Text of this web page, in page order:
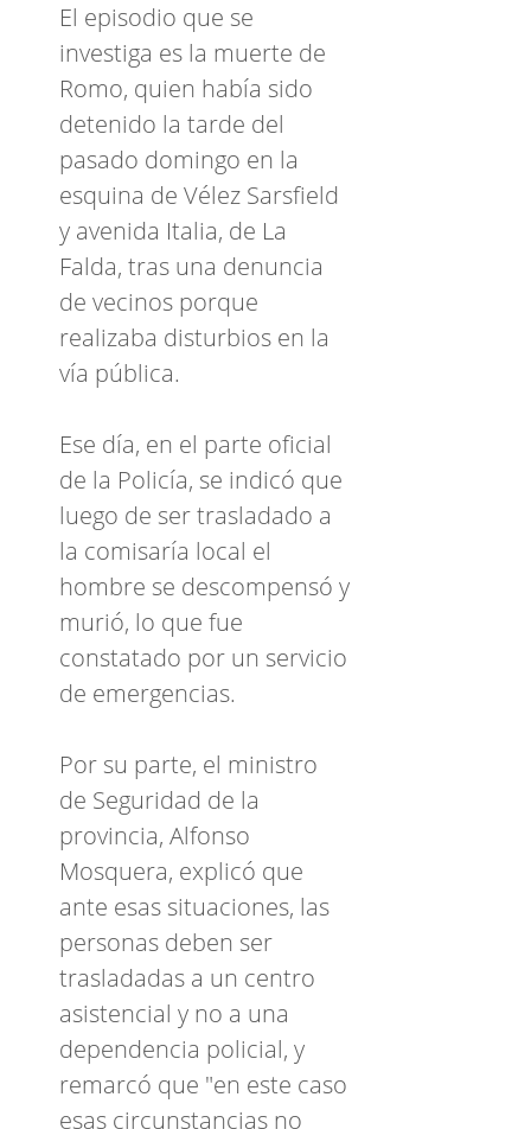
El episodio que se
investiga es la muerte de
Romo, quien había sido
detenido la tarde del
pasado domingo en la
esquina de Vélez Sarsfield
y avenida Italia, de La
Falda, tras una denuncia
de vecinos porque
realizaba disturbios en la
vía pública.
Ese día, en el parte oficial
de la Policía, se indicó que
luego de ser trasladado a
la comisaría local el
hombre se descompensó y
murió, lo que fue
constatado por un servicio
de emergencias.
Por su parte, el ministro
de Seguridad de la
provincia, Alfonso
Mosquera, explicó que
ante esas situaciones, las
personas deben ser
trasladadas a un centro
asistencial y no a una
dependencia policial, y
remarcó que "en este caso
esas circunstancias no